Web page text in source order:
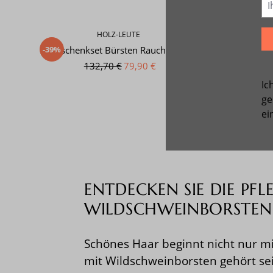
-39%
HOLZ-LEUTE
Geschenkset Bürsten Raucheiche
132,70 €79,90 €
ENTDECKEN SIE DIE
WILDSCHWEINBORSTEN
Schönes Haar beginnt nicht nur
mit Wildschweinborsten gehört